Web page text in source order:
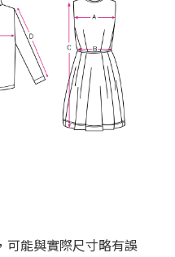
可能與實際尺寸略有誤